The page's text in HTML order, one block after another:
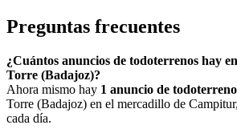
Preguntas frecuentes
¿Cuántos anuncios de todoterrenos hay
Torre (Badajoz)?
Ahora mismo hay 1 anuncio de
Torre (Badajoz) en el mercadillo de
cada día.